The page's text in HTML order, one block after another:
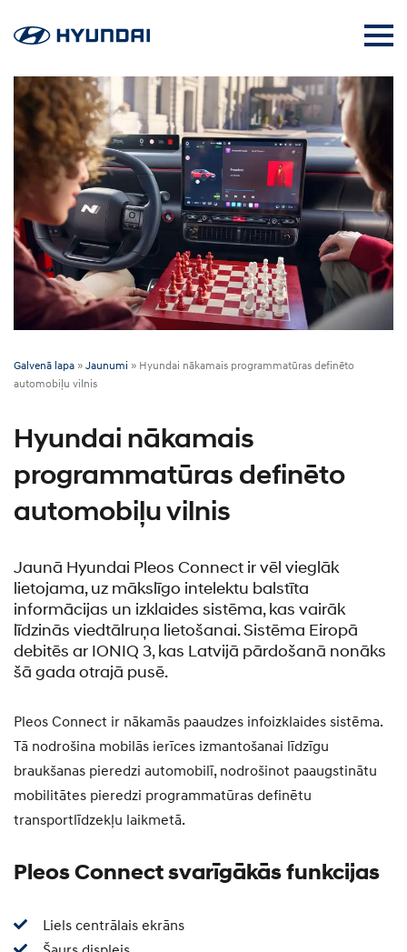
Galvenā lapa » Jaunumi » Hyundai nākamais programmatūras definēto
automobiļu vilnis
Hyundai nākamais
programmatūras definēto
automobiļu vilnis
Jaunā Hyundai Pleos Connect ir vēl vieglāk
lietojama, uz mākslīgo intelektu balstīta
informācijas un izklaides sistēma, kas vairāk
līdzinās viedtālruņa lietošanai. Sistēma Eiropā
debitēs ar IONIQ 3, kas Latvijā pārdošanā nonāks
šā gada otrajā pusē.
Pleos Connect ir nākamās paaudzes infoizklaides sistēma.
Tā nodrošina mobilās ierīces izmantošanai līdzīgu
braukšanas pieredzi automobilī, nodrošinot paaugstinātu
mobilitātes pieredzi programmatūras definētu
transportlīdzekļu laikmetā.
Pleos Connect svarīgākās funkcijas
Liels centrālais ekrāns